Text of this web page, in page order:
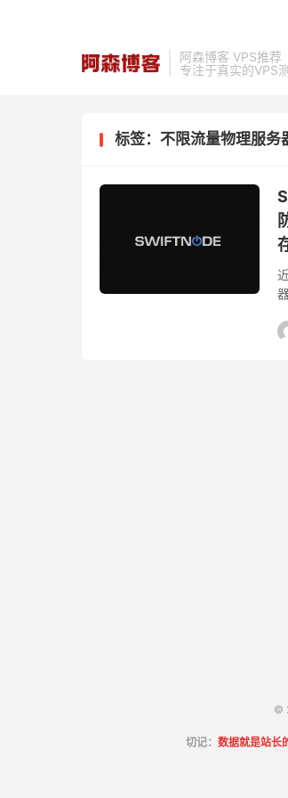
阿森博客 VPS推荐
专注于真实的VPS
标签：不限流量物理服务
©
切记： 数据就是站长